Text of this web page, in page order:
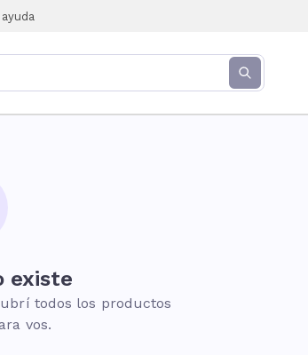
existe
todos los productos
vos.